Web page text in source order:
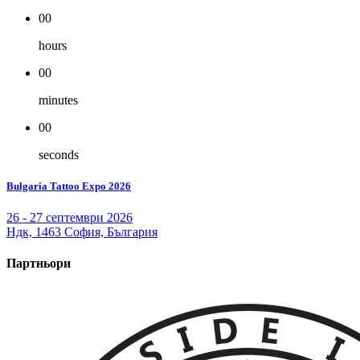
00
hours
00
minutes
00
seconds
Bulgaria Tattoo Expo 2026
26 - 27 септември 2026
Ндк, 1463 София, България
Партньори